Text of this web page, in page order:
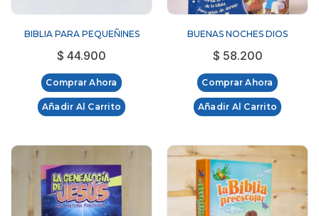
BIBLIA PARA PEQUEÑINES
$ 44.900
Comprar Ahora
Añadir Al Carrito
BUENAS NOCHES DIOS
$ 58.200
Comprar Ahora
Añadir Al Carrito